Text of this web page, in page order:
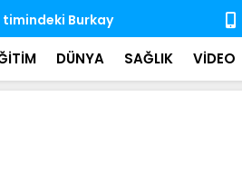
boş üyeliklere
MSB:
almaya
DÜNYA SAĞLIK VİDEO